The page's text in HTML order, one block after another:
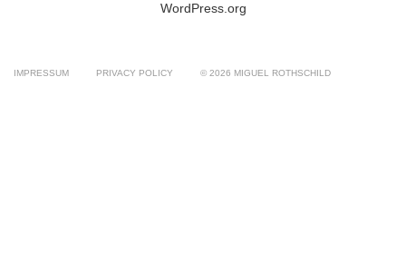
WordPress.org
IMPRESSUM PRIVACY POLICY © 2026 MIGUEL ROTHSCHILD